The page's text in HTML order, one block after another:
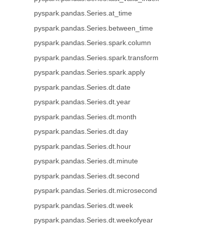
pyspark.pandas.Series.at_time
pyspark.pandas.Series.between_time
pyspark.pandas.Series.spark.column
pyspark.pandas.Series.spark.transform
pyspark.pandas.Series.spark.apply
pyspark.pandas.Series.dt.date
pyspark.pandas.Series.dt.year
pyspark.pandas.Series.dt.month
pyspark.pandas.Series.dt.day
pyspark.pandas.Series.dt.hour
pyspark.pandas.Series.dt.minute
pyspark.pandas.Series.dt.second
pyspark.pandas.Series.dt.microsecond
pyspark.pandas.Series.dt.week
pyspark.pandas.Series.dt.weekofyear